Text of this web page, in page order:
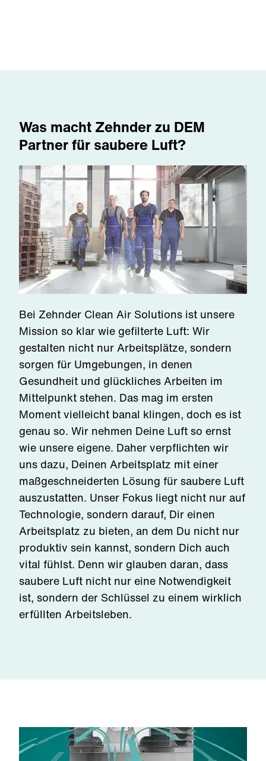
Bei Zehnder Clean Air Solutions ist unsere
Mission so klar wie gefilterte Luft: Wir
gestalten nicht nur Arbeitsplätze, sondern
sorgen für Umgebungen, in denen
Gesundheit und glückliches Arbeiten im
Mittelpunkt stehen. Das mag im ersten
Moment vielleicht banal klingen, doch es ist
genau so. Wir nehmen Deine Luft so ernst
wie unsere eigene. Daher verpflichten wir
uns dazu, Deinen Arbeitsplatz mit einer
maßgeschneiderten Lösung für saubere Luft
auszustatten. Unser Fokus liegt nicht nur auf
Technologie, sondern darauf, Dir einen
Arbeitsplatz zu bieten, an dem Du nicht nur
produktiv sein kannst, sondern Dich auch
vital fühlst. Denn wir glauben daran, dass
saubere Luft nicht nur eine Notwendigkeit
ist, sondern der Schlüssel zu einem wirklich
erfüllten Arbeitsleben.
Was macht Zehnder zu DEM
Partner für saubere Luft?